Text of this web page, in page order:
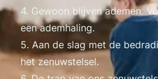
4. Gewoon blijven ademen.
een ademhaling.
5. Aan de slag met de
het zenuwstelsel.